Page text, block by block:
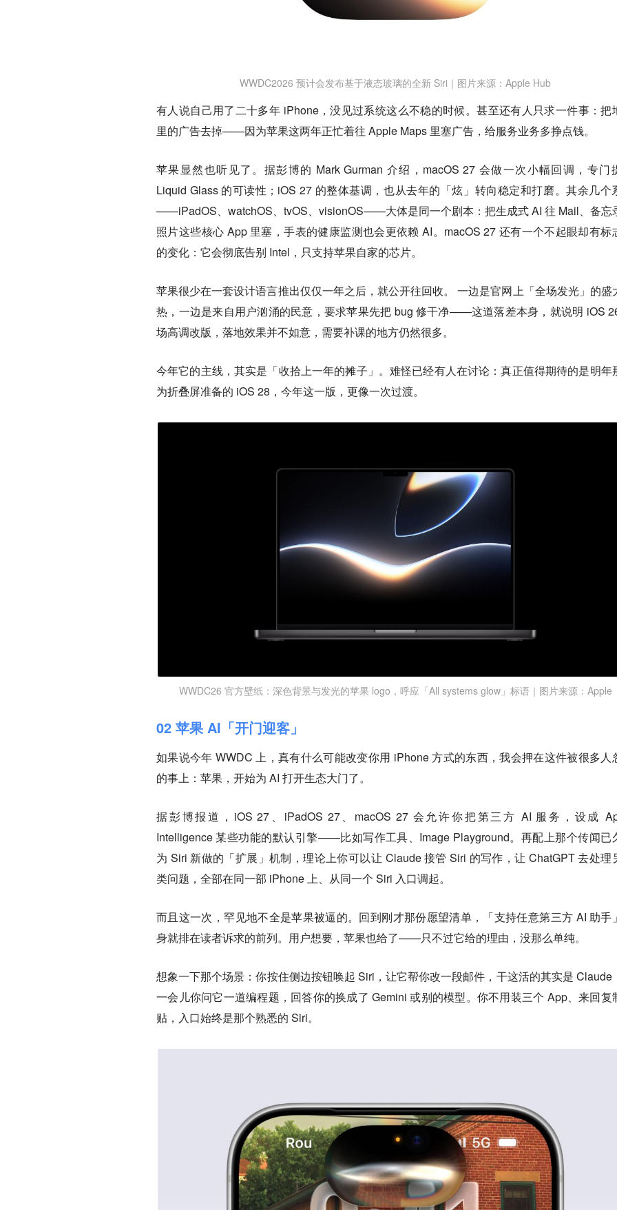
WWDC2026 预计会发布基于液态玻璃的全新 Siri｜图片来源：Apple Hub
有人说自己用了二十多年 iPhone，没见过系统这么不稳的时候。甚至还有人只求一件事：把
里的广告去掉——因为苹果这两年正忙着往 Apple Maps 里塞广告，给服务业务多挣点钱。
苹果显然也听见了。据彭博的 Mark Gurman 介绍，macOS 27 会做一次小幅回调，专门
Liquid Glass 的可读性；iOS 27 的整体基调，也从去年的「炫」转向稳定和打磨。其余几个
——iPadOS、watchOS、tvOS、visionOS——大体是同一个剧本：把生成式 AI 往 Mail、备忘
照片这些核心 App 里塞，手表的健康监测也会更依赖 AI。macOS 27 还有一个不起眼却有标
的变化：它会彻底告别 Intel，只支持苹果自家的芯片。
苹果很少在一套设计语言推出仅仅一年之后，就公开往回收。
一边是官网上「全场发光」的盛
热，一边是来自用户汹涌的民意，要求苹果先把 bug 修干净——这道落差本身，就说明 iOS
场高调改版，落地效果并不如意，需要补课的地方仍然很多。
今年它的主线，其实是「收拾上一年的摊子」。难怪已经有人在讨论：真正值得期待的是明年
为折叠屏准备的 iOS 28，今年这一版，更像一次过渡。
WWDC26 官方壁纸：深色背景与发光的苹果 logo，呼应「All systems glow」标语｜图片来源：Apple
02 苹果 AI「开门迎客」
如果说今年 WWDC 上，真有什么可能改变你用 iPhone 方式的东西，我会押在这件被很多人
的事上：苹果，开始为 AI 打开生态大门了。
据彭博报道，iOS 27、iPadOS 27、macOS 27 会允许你把第三方 AI 服务，设成
Intelligence 某些功能的默认引擎——比如写作工具、Image Playground。再配上那个传闻已
为 Siri 新做的「扩展」机制，理论上你可以让 Claude 接管 Siri 的写作，让 ChatGPT 去处理
类问题，全部在同一部 iPhone 上、从同一个 Siri 入口调起。
而且这一次，罕见地不全是苹果被逼的。回到刚才那份愿望清单，「支持任意第三方 AI 助手
身就排在读者诉求的前列。用户想要，苹果也给了——只不过它给的理由，没那么单纯。
想象一下那个场景：你按住侧边按钮唤起 Siri，让它帮你改一段邮件，干这活的其实是 Claude
一会儿你问它一道编程题，回答你的换成了 Gemini 或别的模型。你不用装三个 App、来回复
贴，入口始终是那个熟悉的 Siri。